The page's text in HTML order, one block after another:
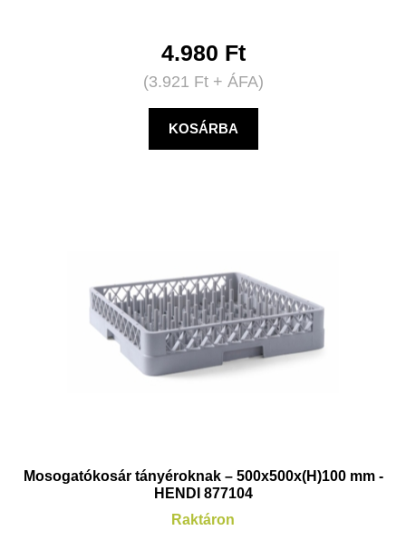
4.980 Ft
(3.921 Ft+ ÁFA)
KOSÁRBA
Mosogatókosár tányéroknak – 500x500x(H)100 mm -
HENDI 877104
Raktáron